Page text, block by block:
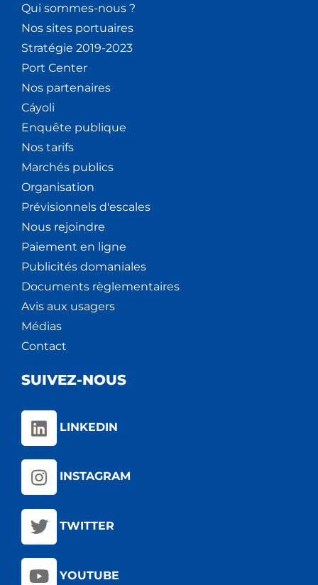
Qui sommes-nous ?
Nos sites portuaires
Stratégie 2019-2023
Port Center
Nos partenaires
Cáyoli
Enquête publique
Nos tarifs
Marchés publics
Organisation
Prévisionnels d'escales
Nous rejoindre
Paiement en ligne
Publicités domaniales
Documents règlementaires
Avis aux usagers
Médias
Contact
SUIVEZ-NOUS
LINKEDIN
INSTAGRAM
TWITTER
YOUTUBE